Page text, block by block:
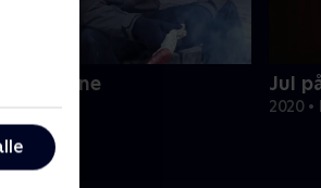
i is og sne Jul
2020